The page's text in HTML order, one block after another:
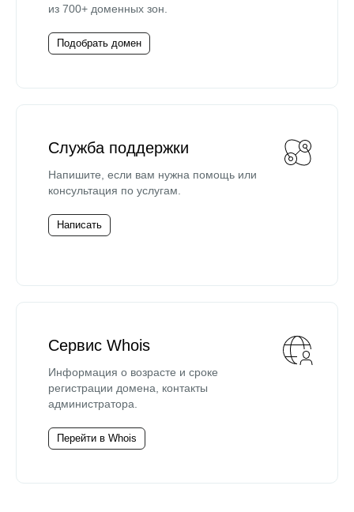
из 700+ доменных зон.
Подобрать домен
Служба поддержки
Напишите, если вам нужна помощь или
консультация по услугам.
Написать
Сервис Whois
Информация о возрасте и сроке
регистрации домена, контакты
администратора.
Перейти в Whois